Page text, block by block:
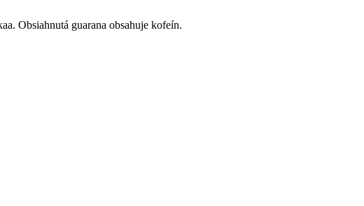
Obsiahnutá guarana obsahuje kofeín.